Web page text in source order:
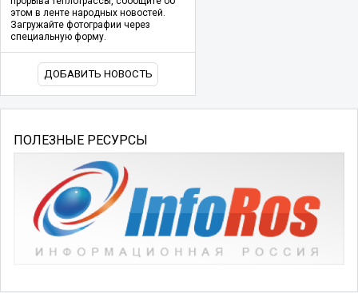
этом в ленте народных новостей.
Загружайте фотографии через
специальную форму.
ДОБАВИТЬ НОВОСТЬ
ПОЛЕЗНЫЕ РЕСУРСЫ